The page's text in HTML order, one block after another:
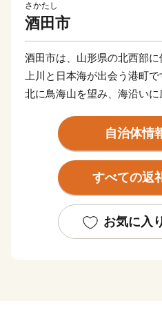
さかたし
酒田市
酒田市は、山形県の北西部
上川と日本海が出会う港町で
北に鳥海山を望み、海沿い
肥沃な大地と澄んだ水で育
い評価を得ています。
また、イチゴやメロン、梨
ふれる商人の町として栄え
文化が残っています。
自治体情
すべての返
お気に入